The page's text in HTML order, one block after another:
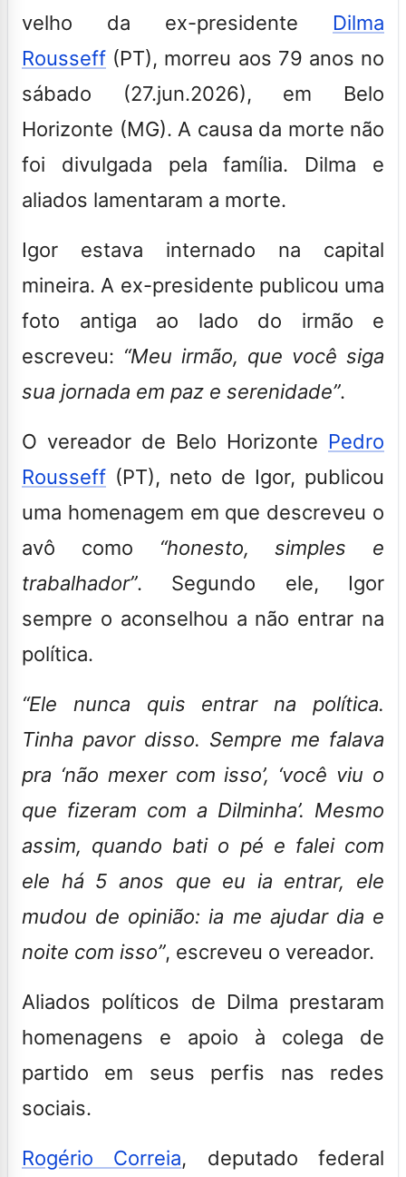
velho da ex-presidente Dilma
Rousseff (PT), morreu aos 79 anos no
sábado (27.jun.2026), em Belo
Horizonte (MG). A causa da morte não
foi divulgada pela família. Dilma e
aliados lamentaram a morte.
Igor estava internado na capital
mineira. A ex-presidente publicou uma
foto antiga ao lado do irmão e
escreveu: “Meu irmão, que você siga
sua jornada em paz e serenidade”.
O vereador de Belo Horizonte Pedro
Rousseff (PT), neto de Igor, publicou
uma homenagem em que descreveu o
avô como “honesto, simples e
trabalhador”. Segundo ele, Igor
sempre o aconselhou a não entrar na
política.
“Ele nunca quis entrar na política.
Tinha pavor disso. Sempre me falava
pra ‘não mexer com isso’, ‘você viu o
que fizeram com a Dilminha’. Mesmo
assim, quando bati o pé e falei com
ele há 5 anos que eu ia entrar, ele
mudou de opinião: ia me ajudar dia e
noite com isso”, escreveu o vereador.
Aliados políticos de Dilma prestaram
homenagens e apoio à colega de
partido em seus perfis nas redes
sociais.
Rogério Correia, deputado federal